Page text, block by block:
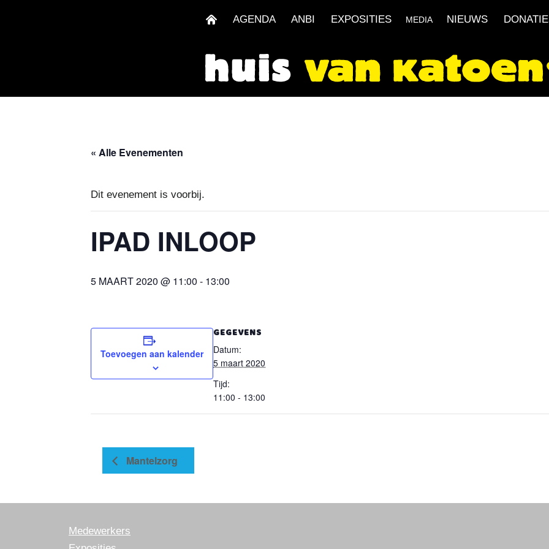
AGENDA ANBI EXPOSITIES MEDIA NIEUWS
« Alle Evenementen
Dit evenement is voorbij.
IPAD INLOOP
5 MAART 2020 @ 11:00 - 13:00
Toevoegen aan kalender
GEGEVENS
Datum:
5 maart 2020
Tijd:
11:00 - 13:00
Mantelzorg
Medewerkers